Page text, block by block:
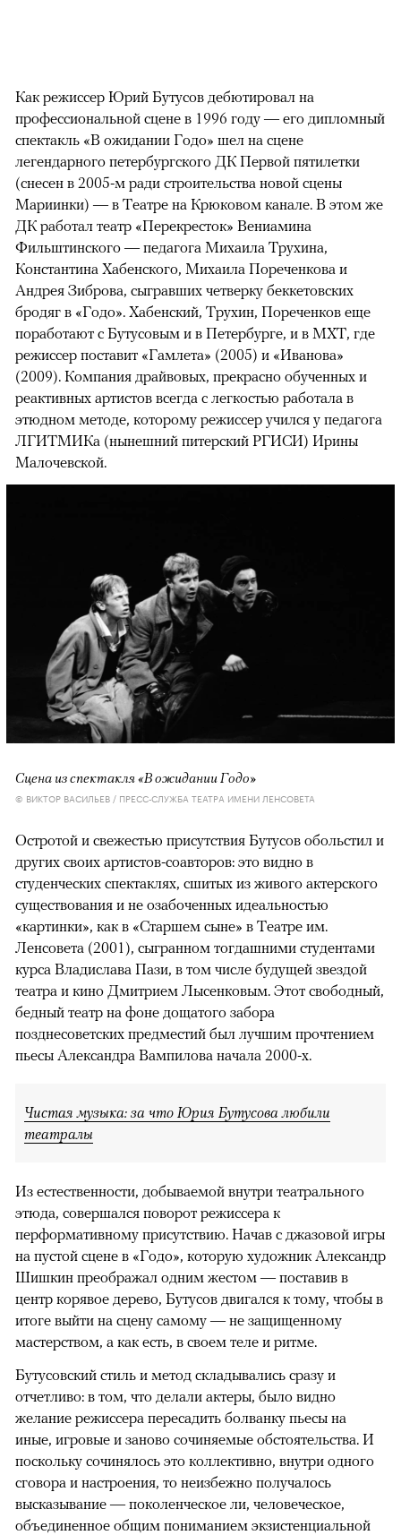
Как режиссер Юрий Бутусов дебютировал на
профессиональной сцене в 1996 году — его дипломный
спектакль «В ожидании Годо» шел на сцене
легендарного петербургского ДК Первой пятилетки
(снесен в 2005-м ради строительства новой сцены
Мариинки) — в Театре на Крюковом канале. В этом же
ДК работал театр «Перекресток» Вениамина
Фильштинского — педагога Михаила Трухина,
Константина Хабенского, Михаила Пореченкова и
Андрея Зиброва, сыгравших четверку беккетовских
бродяг в «Годо». Хабенский, Трухин, Пореченков еще
поработают с Бутусовым и в Петербурге, и в МХТ, где
режиссер поставит «Гамлета» (2005) и «Иванова»
(2009). Компания драйвовых, прекрасно обученных и
реактивных артистов всегда с легкостью работала в
этюдном методе, которому режиссер учился у педагога
ЛГИТМИКа (нынешний питерский РГИСИ) Ирины
Малочевской.
Сцена из спектакля «В ожидании Годо»
© ВИКТОР ВАСИЛЬЕВ / ПРЕСС-СЛУЖБА ТЕАТРА ИМЕНИ ЛЕНСОВЕТА
Остротой и свежестью присутствия Бутусов обольстил и
других своих артистов-соавторов: это видно в
студенческих спектаклях, сшитых из живого актерского
существования и не озабоченных идеальностью
«картинки», как в «Старшем сыне» в Театре им.
Ленсовета (2001), сыгранном тогдашними студентами
курса Владислава Пази, в том числе будущей звездой
театра и кино Дмитрием Лысенковым. Этот свободный,
бедный театр на фоне дощатого забора
позднесоветских предместий был лучшим прочтением
пьесы Александра Вампилова начала 2000-х.
Чистая музыка: за что Юрия Бутусова любили
театралы
Из естественности, добываемой внутри театрального
этюда, совершался поворот режиссера к
перформативному присутствию. Начав с джазовой игры
на пустой сцене в «Годо», которую художник Александр
Шишкин преображал одним жестом — поставив в
центр корявое дерево, Бутусов двигался к тому, чтобы в
итоге выйти на сцену самому — не защищенному
мастерством, а как есть, в своем теле и ритме.
Бутусовский стиль и метод складывались сразу и
отчетливо: в том, что делали актеры, было видно
желание режиссера пересадить болванку пьесы на
иные, игровые и заново сочиняемые обстоятельства. И
поскольку сочинялось это коллективно, внутри одного
сговора и настроения, то неизбежно получалось
высказывание — поколенческое ли, человеческое,
объединенное общим пониманием экзистенциальной